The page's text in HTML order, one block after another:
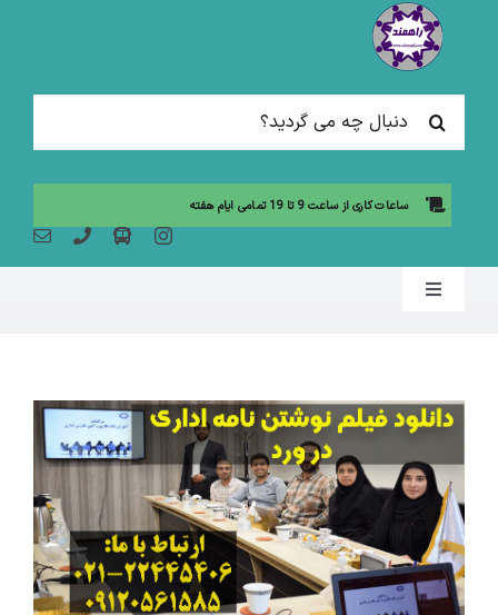
جستجو
برای:
ساعات کاری از ساعت 9 تا 19 تمامی ایام هفته
Toggle
مقالات آموزشی
آموزش حضوری (لیست دوره ها)
محصولات و بسته های آموزشیVIP